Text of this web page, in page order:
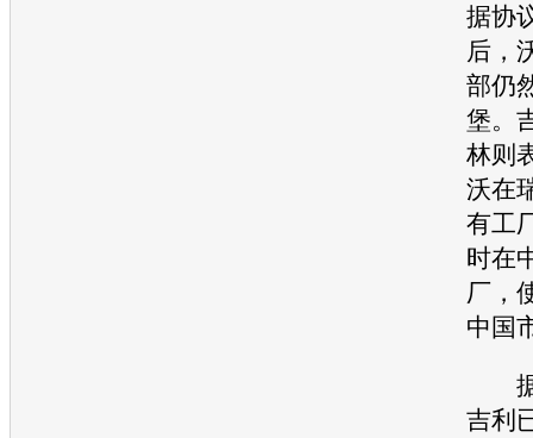
据协
后，
部仍
堡。
林则
沃在
有工
时在
厂，
中国
据
吉利